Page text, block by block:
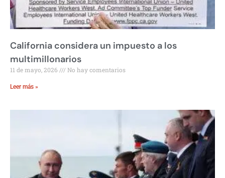
California considera un impuesto a los
multimillonarios
11 de mayo, 2026 No hay comentarios
Leer más »